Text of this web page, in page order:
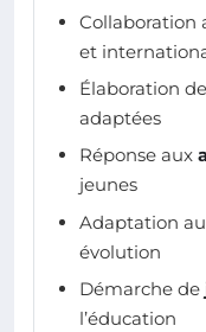
Collaboration
et
Élaboration de
adaptées
Réponse aux
jeunes
Adaptation
évolution
Démarche de
l’éducation